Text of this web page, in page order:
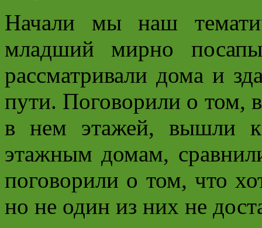
Начали мы наш
младший мирно
рассматривали дома и
пути. Поговорили о том,
в нем этажей, вышли к
этажным домам,
поговорили о том, что
но не один из них не